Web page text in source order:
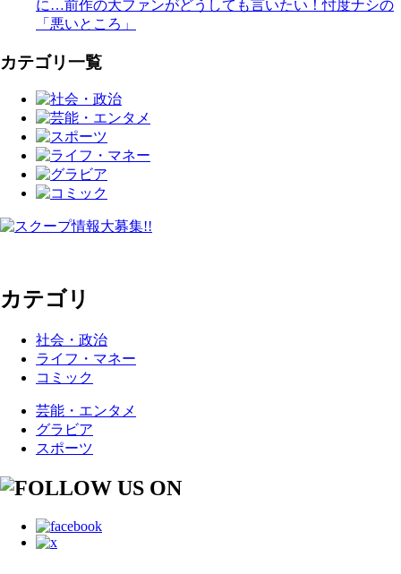
に…前作の大ファンがどうしても言いたい！忖度ナシの
「悪いところ」
カテゴリ一覧
カテゴリ
社会・政治
ライフ・マネー
コミック
芸能・エンタメ
グラビア
スポーツ